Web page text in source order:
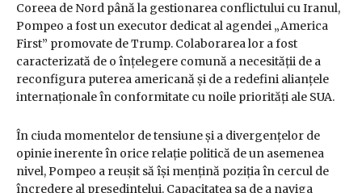
Coreea de Nord până la gestionarea conflictului cu Iranul,
Pompeo a fost un executor dedicat al agendei „America
First” promovate de Trump. Colaborarea lor a fost
caracterizată de o înțelegere comună a necesității de a
reconfigura puterea americană și de a redefini alianțele
internaționale în conformitate cu noile priorități ale SUA.
În ciuda momentelor de tensiune și a divergențelor de
opinie inerente în orice relație politică de un asemenea
nivel, Pompeo a reușit să își mențină poziția în cercul de
încredere al președintelui. Capacitatea sa de a naviga